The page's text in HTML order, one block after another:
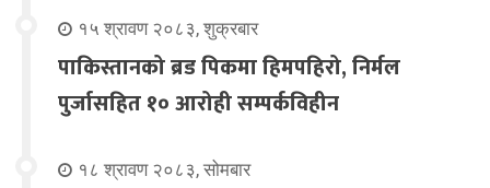
१५ श्रावण २०८३, शुक्रबार
पाकिस्तानको ब्रड पिकमा हिमपहिरो, निर्मल
पुर्जासहित १० आरोही सम्पर्कविहीन
१८ श्रावण २०८३, सोमबार